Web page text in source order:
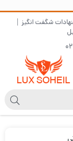
شگفت انگیز